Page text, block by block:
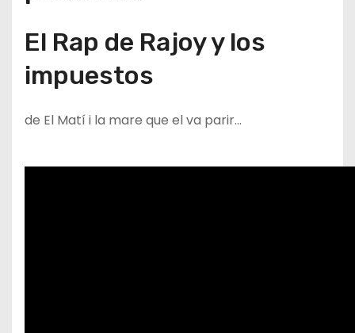
El Rap de Rajoy y los
impuestos
de El Matí i la mare que el va parir…